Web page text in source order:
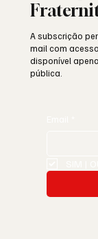
A subscrição
mail com
disponível
pública.